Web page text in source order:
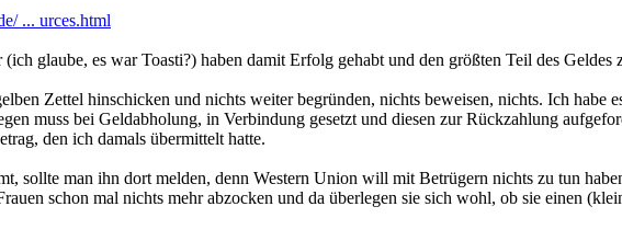
... urces.html
glaube, es war Toasti?) haben damit Erfolg gehabt und den größten Teil des Geldes
Zettel hinschicken und nichts weiter begründen, nichts beweisen, nichts. Ich habe
muss bei Geldabholung, in Verbindung gesetzt und diesen zur Rückzahlung
den ich damals übermittelt hatte.
sollte man ihn dort melden, denn Western Union will mit Betrügern nichts zu tun
schon mal nichts mehr abzocken und da überlegen sie sich wohl, ob sie einen